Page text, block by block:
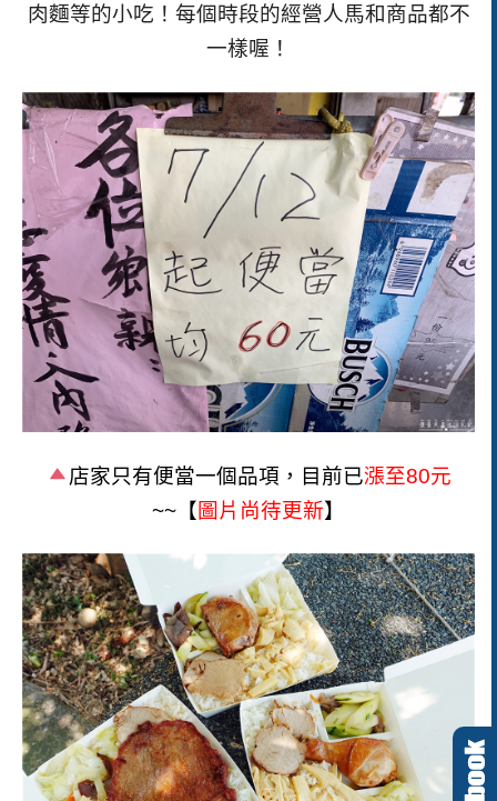
肉麵等的小吃！每個時段的經營人馬和商品都不
一樣喔！
店家只有便當一個品項，目前已漲至80元
~~【圖片尚待更新】